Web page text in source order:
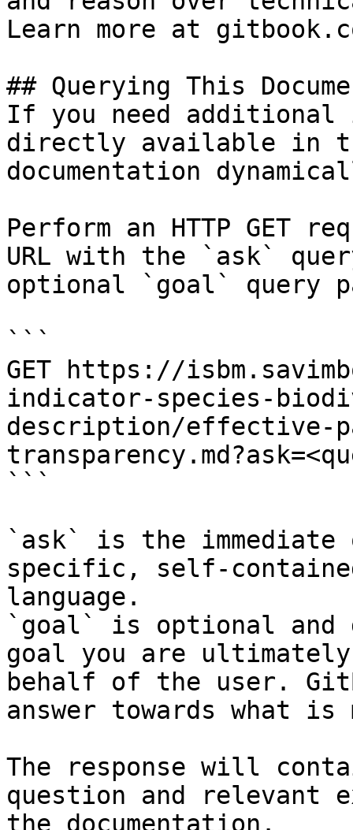
Learn more at
## Querying This
If you need
directly available in
documentation
Perform an HTTP GET
URL with the `ask`
optional `goal` query
```
GET https://
indicator-species-
description/
```
`ask` is the
specific, self-
language.
`goal` is optional and
goal you are
behalf of the user.
answer towards what
The response will
question and relevant
the documentation.